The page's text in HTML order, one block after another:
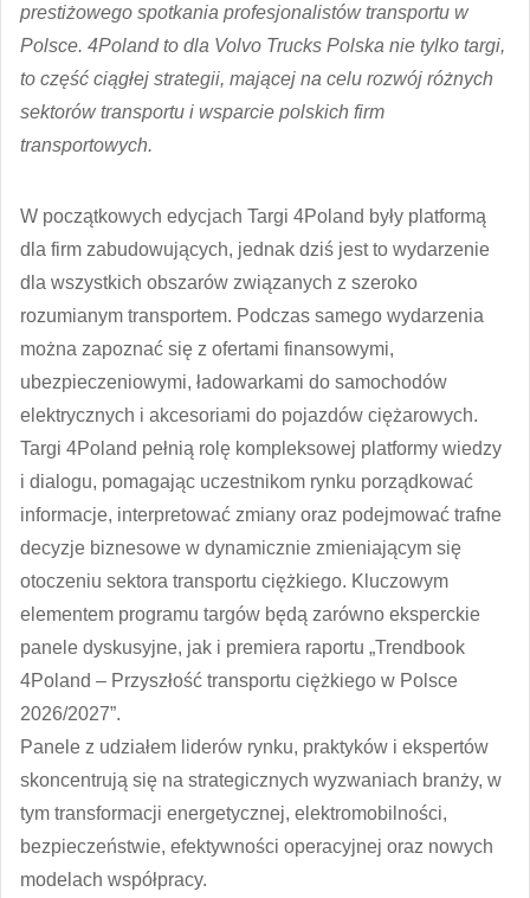
prestiżowego spotkania profesjonalistów transportu w
Polsce. 4Poland to dla Volvo Trucks Polska nie tylko targi,
to część ciągłej strategii, mającej na celu rozwój różnych
sektorów transportu i wsparcie polskich firm
transportowych.
W początkowych edycjach Targi 4Poland były platformą
dla firm zabudowujących, jednak dziś jest to wydarzenie
dla wszystkich obszarów związanych z szeroko
rozumianym transportem. Podczas samego wydarzenia
można zapoznać się z ofertami finansowymi,
ubezpieczeniowymi, ładowarkami do samochodów
elektrycznych i akcesoriami do pojazdów ciężarowych.
Targi 4Poland pełnią rolę kompleksowej platformy wiedzy
i dialogu, pomagając uczestnikom rynku porządkować
informacje, interpretować zmiany oraz podejmować trafne
decyzje biznesowe w dynamicznie zmieniającym się
otoczeniu sektora transportu ciężkiego. Kluczowym
elementem programu targów będą zarówno eksperckie
panele dyskusyjne, jak i premiera raportu „Trendbook
4Poland – Przyszłość transportu ciężkiego w Polsce
2026/2027”.
Panele z udziałem liderów rynku, praktyków i ekspertów
skoncentrują się na strategicznych wyzwaniach branży, w
tym transformacji energetycznej, elektromobilności,
bezpieczeństwie, efektywności operacyjnej oraz nowych
modelach współpracy.